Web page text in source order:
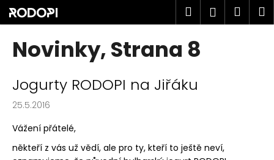
Přejít
na
obsah
Hledat
Novinky, Strana 8
V
ý
p
i
s
Jogurty RODOPI na Jiřáku
25.5.2016
Vážení přátelé,
někteří z vás už vědí, ale pro ty, kteří to ještě neví,
o
o
p
o
t
ř